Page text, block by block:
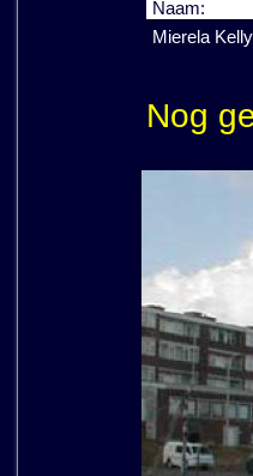
Naam:
Mierela Kelly
Nog